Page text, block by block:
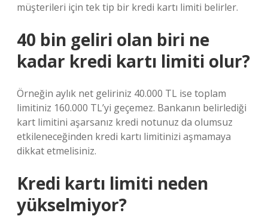
müşterileri için tek tip bir kredi kartı limiti belirler.
40 bin geliri olan biri ne
kadar kredi kartı limiti olur?
Örneğin aylık net geliriniz 40.000 TL ise toplam
limitiniz 160.000 TL’yi geçemez. Bankanın belirlediği
kart limitini aşarsanız kredi notunuz da olumsuz
etkileneceğinden kredi kartı limitinizi aşmamaya
dikkat etmelisiniz.
Kredi kartı limiti neden
yükselmiyor?